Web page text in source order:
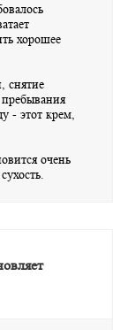
хорошее
снятие
- этот крем,
очень